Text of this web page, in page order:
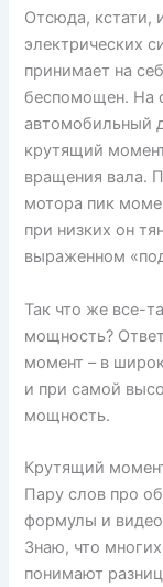
Отсюда, кстати,
электрических
принимает на
беспомощен. На
автомобильный
крутящий
вращения вала.
мотора пик
при низких он
выраженном
Так что же все-
мощность?
момент – в
и при самой
мощность.
Крутящий
Пару слов про
формулы и видео
Знаю, что
понимают